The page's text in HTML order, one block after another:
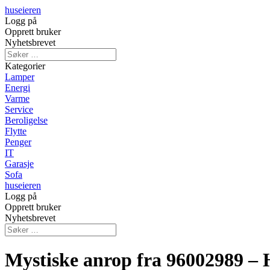
huseieren
Logg på
Opprett bruker
Nyhetsbrevet
Kategorier
Lamper
Energi
Varme
Service
Beroligelse
Flytte
Penger
IT
Garasje
Sofa
huseieren
Logg på
Opprett bruker
Nyhetsbrevet
Mystiske anrop fra 96002989 –